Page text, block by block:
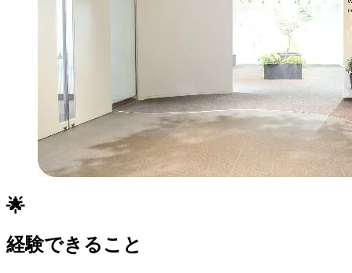
🌟
経験できること